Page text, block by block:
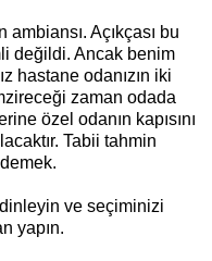
Açıkçası bu
değildi. Ancak benim
hastane odanızın iki
zaman odada
özel odanın kapısını
Tabii tahmin
ve seçiminizi
yapın.